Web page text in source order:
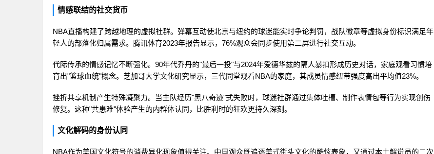
情感联结的社交货币
NBA直播构建了跨越地理的虚拟社群。弹幕互动使北京与纽约的球迷能实时争论判罚，战队徽章等虚拟身份标识满足年
轻人的部落化归属需求。腾讯体育2023年报告显示，76%观众会同步使用第二屏进行社交互动。
代际传承的情感记忆不断强化。90年代乔丹的"最后一投"与2024年爱德华兹的隔人暴扣形成历史对话，家庭观看习惯培
育出"篮球血统"概念。芝加哥大学文化研究显示，三代同堂观看NBA的家庭，其成员情感纽带强度高出平均值23%。
挫折共享机制产生特殊凝聚力。当主队经历"黑八奇迹"式失败时，球迷社群通过集体吐槽、制作表情包等行为实现创伤
修复。这种"共患难"体验产生的内群体认同，比胜利时的狂欢更持久深刻。
文化解码的身份认同
NBA作为美国文化符号的消费异化现象值得关注。中国观众既追逐美式街头文化的酷炫表象，又通过本土解说员的二次